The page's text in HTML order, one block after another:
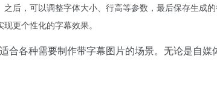
后，可以调整字体大小、行高等参数，最后保存生成的
更个性化的字幕效果。
合各种需要制作带字幕图片的场景。无论是自